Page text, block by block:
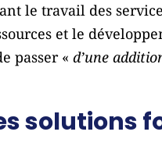
le travail des
et le
passer « d’une
solutions